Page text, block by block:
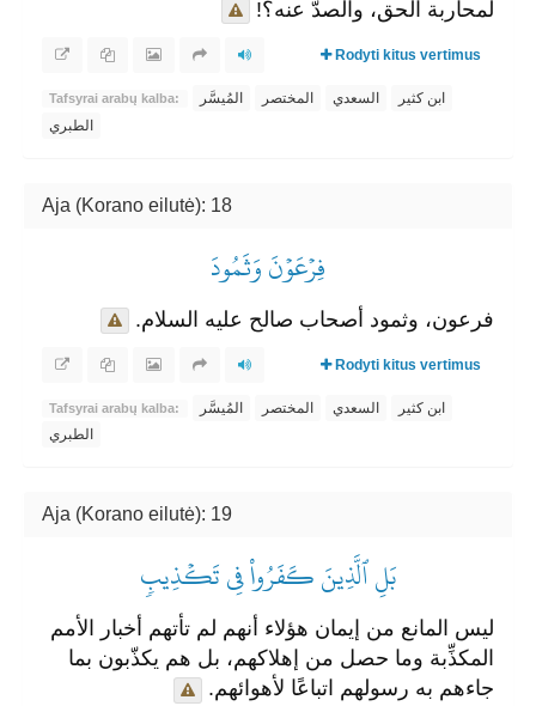
لمحاربة الحق، والصدّ عنه؟!
Rodyti kitus vertimus
Tafsyrai arabų kalba: المُيسَّر المختصر السعدي
ابن كثير
الطبري
Aja (Korano eilutė): 18
فِرۡعَوۡنَ وَثَمُودَ
فرعون، وثمود أصحاب صالح عليه السلام.
Rodyti kitus vertimus
Tafsyrai arabų kalba: المُيسَّر المختصر السعدي
ابن كثير
الطبري
Aja (Korano eilutė): 19
بَلِ ٱلَّذِينَ كَفَرُواْ فِي تَكۡذِيبٖ
ليس المانع من إيمان هؤلاء أنهم لم تأتهم أخبار الأمم
المكذِّبة وما حصل من إهلاكهم، بل هم يكذّبون بما
جاءهم به رسولهم اتباعًا لأهوائهم.